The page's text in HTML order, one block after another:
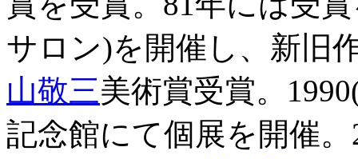
サロン)を開催し、新旧
山敬三美術賞受賞。
記念館にて個展を開催